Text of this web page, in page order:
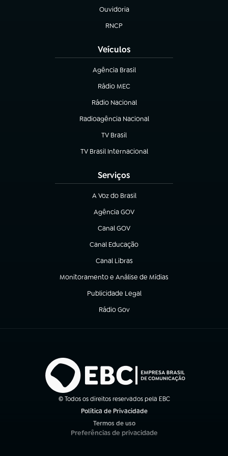
Ouvidoria
(abre em nova aba)
RNCP
(abre em nova aba)
Veículos
Agência Brasil
(abre em nova aba)
Rádio MEC
(abre em nova aba)
Rádio Nacional
Radioagência Nacional
(abre em nova aba)
TV Brasil
(abre em nova aba)
TV Brasil Internacional
(abre em nova aba)
Serviços
A Voz do Brasil
(abre em nova aba)
Agência GOV
(abre em nova aba)
Canal GOV
(abre em nova aba)
Canal Educação
(abre em nova aba)
Canal Libras
(abre em nova aba)
Monitoramento e Análise de Mídias
(abre em nova aba)
Publicidade Legal
(abre em nova aba)
Rádio Gov
(abre em nova aba)
© Todos os direitos reservados pela EBC
Política de Privacidade
Termos de uso
(abre em nova aba)
Preferências de privacidade